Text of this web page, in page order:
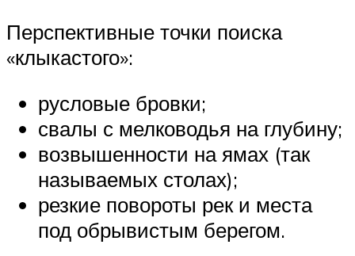
Перспективные точки поиска
«клыкастого»:
русловые бровки;
свалы с мелководья на глубину;
возвышенности на ямах (так
называемых столах);
резкие повороты рек и места
под обрывистым берегом.